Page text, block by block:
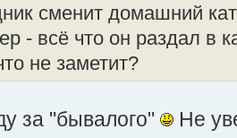
сменит домашний
- всё что он раздал в
не заметит?
за "бывалого"
Не